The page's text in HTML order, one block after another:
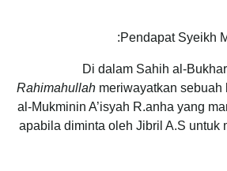
Di dalam Sahih al-
Rahimahullah meriwayatkan
al-Mukminin A’isyah R.anha yang
apabila diminta oleh Jibril A.S untuk